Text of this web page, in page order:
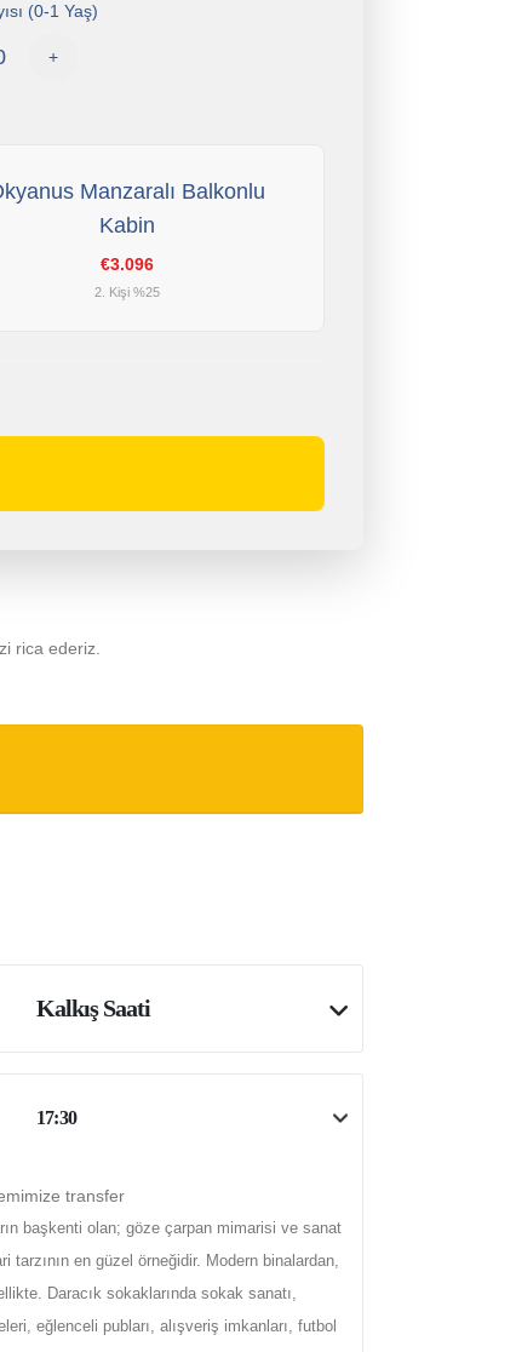
(0-1 Yaş)
+
Manzaralı Balkonlu
Kabin
€3.096
2. Kişi %25
rica ederiz.
Kalkış Saati
17:30
transfer
başkenti olan; göze çarpan mimarisi ve sanat
tarzının en güzel örneğidir. Modern binalardan,
Daracık sokaklarında sokak sanatı,
eğlenceli pubları, alışveriş imkanları, futbol